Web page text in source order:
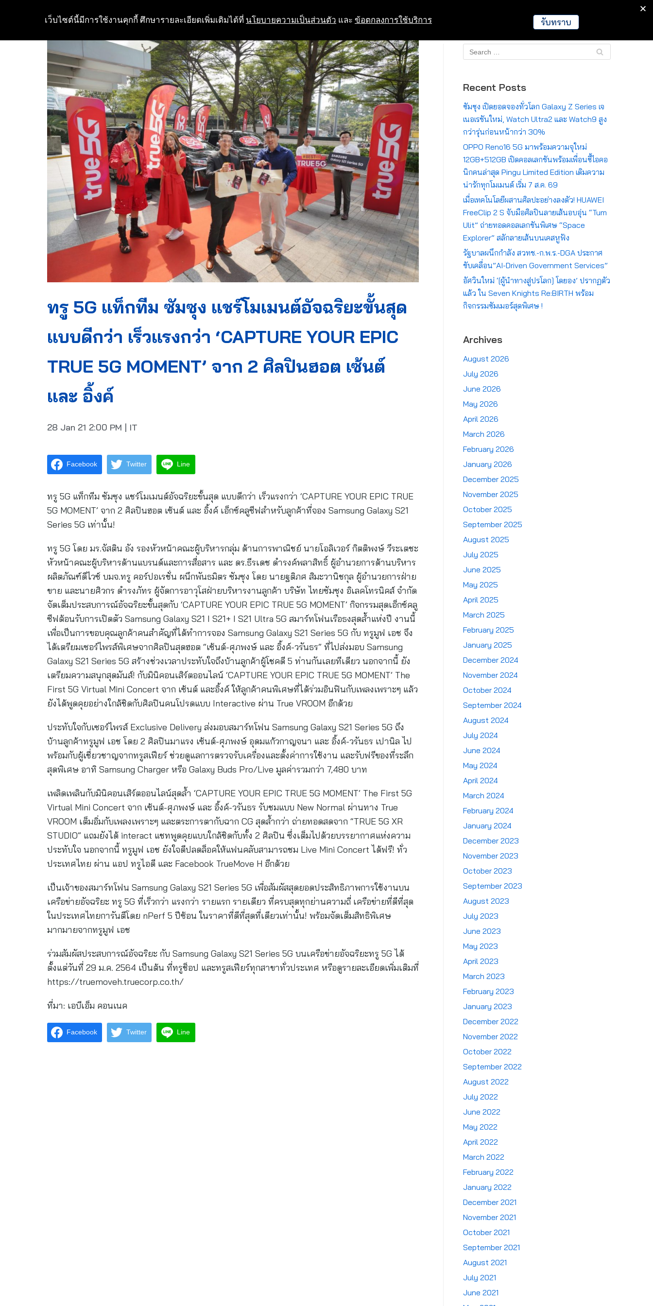
to
Crypto Global
ทรู 5G แท็กทีม ซัมซุง แชร์โมเมนต์อัจฉริยะขั้นสุด
แบบดีกว่า เร็วแรงกว่า ‘CAPTURE YOUR EPIC
TRUE 5G MOMENT’ จาก 2 ศิลปินฮอต เซ้นต์
และ อิ้งค์
28 Jan 21 2:00 PM | IT
Facebook Twitter Line
ทรู 5G แท็กทีม ซัมซุง แชร์โมเมนต์อัจฉริยะขั้นสุด แบบดีกว่า เร็วแรงกว่า ‘CAPTURE YOUR EPIC TRUE
5G MOMENT’ จาก 2 ศิลปินฮอต เซ้นต์ และ อิ้งค์ เอ็กซ์คลูซีฟสำหรับลูกค้าที่จอง Samsung Galaxy S21
Series 5G เท่านั้น!
ทรู 5G โดย มร.จัสติน อัง รองหัวหน้าคณะผู้บริหารกลุ่ม ด้านการพาณิชย์ นายโอลิเวอร์ กิตติพงษ์ วีระเตชะ
หัวหน้าคณะผู้บริหารด้านแบรนด์และการสื่อสาร และ ดร.ธีรเดช ดำรงค์พลาสิทธิ์ ผู้อำนวยการด้านบริหาร
ผลิตภัณฑ์ดีไวซ์ บมจ.ทรู คอร์ปอเรชั่น ผนึกพันธมิตร ซัมซุง โดย นายฐติภศ สิมะวานิชกุล ผู้อำนวยการฝ่าย
ขาย และนายศิวกร ดำรงภัทร ผู้จัดการอาวุโสฝ่ายบริหารงานลูกค้า บริษัท ไทยซัมซุง อิเลคโทรนิคส์ จำกัด
จัดเต็มประสบการณ์อัจฉริยะขั้นสุดกับ ‘CAPTURE YOUR EPIC TRUE 5G MOMENT’ กิจกรรมสุดเอ็กซ์คลู
ซีฟต้อนรับการเปิดตัว Samsung Galaxy S21 I S21+ I S21 Ultra 5G สมาร์ทโฟนเรือธงสุดล้ำแห่งปี งานนี้
เพื่อเป็นการขอบคุณลูกค้าคนสำคัญที่ได้ทำการจอง Samsung Galaxy S21 Series 5G กับ ทรูมูฟ เอช จึง
ได้เตรียมเซอร์ไพรส์พิเศษจากศิลปินสุดฮอต “เซ้นต์-ศุภพงษ์ และ อิ้งค์-วรันธร” ที่ไปส่งมอบ Samsung
Galaxy S21 Series 5G สร้างช่วงเวลาประทับใจถึงบ้านลูกค้าผู้โชคดี 5 ท่านกันเลยทีเดียว นอกจากนี้ ยัง
เตรียมความสนุกสุดมันส์! กับมินิคอนเสิร์ตออนไลน์ ‘CAPTURE YOUR EPIC TRUE 5G MOMENT’ The
First 5G Virtual Mini Concert จาก เซ้นต์ และอิ้งค์ ให้ลูกค้าคนพิเศษที่ได้ร่วมอินฟินกับเพลงเพราะๆ แล้ว
ยังได้พูดคุยอย่างใกล้ชิดกับศิลปินคนโปรดแบบ Interactive ผ่าน True VROOM อีกด้วย
ประทับใจกับเซอร์ไพรส์ Exclusive Delivery ส่งมอบสมาร์ทโฟน Samsung Galaxy S21 Series 5G ถึง
บ้านลูกค้าทรูมูฟ เอช โดย 2 ศิลปินมาแรง เซ้นต์-ศุภพงษ์ อุดมแก้วกาญจนา และ อิ้งค์-วรันธร เปานิล ไป
พร้อมกับผู้เชี่ยวชาญจากทรูสเฟียร์ ช่วยดูแลการตรวจรับเครื่องและตั้งค่าการใช้งาน และรับฟรีของที่ระลึก
สุดพิเศษ อาทิ Samsung Charger หรือ Galaxy Buds Pro/Live มูลค่ารวมกว่า 7,480 บาท
เพลิดเพลินกับมินิคอนเสิร์ตออนไลน์สุดล้ำ ‘CAPTURE YOUR EPIC TRUE 5G MOMENT’ The First 5G
Virtual Mini Concert จาก เซ้นต์-ศุภพงษ์ และ อิ้งค์-วรันธร รับชมแบบ New Normal ผ่านทาง True
VROOM เต็มอิ่มกับเพลงเพราะๆ และตระการตากับฉาก CG สุดล้ำกว่า ถ่ายทอดสดจาก “TRUE 5G XR
STUDIO” แถมยังได้ interact แชทพูดคุยแบบใกล้ชิดกับทั้ง 2 ศิลปิน ซึ่งเต็มไปด้วยบรรยากาศแห่งความ
ประทับใจ นอกจากนี้ ทรูมูฟ เอช ยังใจดีปลดล็อคให้แฟนคลับสามารถชม Live Mini Concert ได้ฟรี! ทั่ว
ประเทศไทย ผ่าน แอป ทรูไอดี และ Facebook TrueMove H อีกด้วย
เป็นเจ้าของสมาร์ทโฟน Samsung Galaxy S21 Series 5G เพื่อสัมผัสสุดยอดประสิทธิภาพการใช้งานบน
เครือข่ายอัจฉริยะ ทรู 5G ที่เร็วกว่า แรงกว่า รายแรก รายเดียว ที่ครบสุดทุกย่านความถี่ เครือข่ายที่ดีที่สุด
ในประเทศไทยการันตีโดย nPerf 5 ปีซ้อน ในราคาที่ดีที่สุดที่เดียวเท่านั้น! พร้อมจัดเต็มสิทธิพิเศษ
มากมายจากทรูมูฟ เอช
ร่วมสัมผัสประสบการณ์อัจฉริยะ กับ Samsung Galaxy S21 Series 5G บนเครือข่ายอัจฉริยะทรู 5G ได้
ตั้งแต่วันที่ 29 ม.ค. 2564 เป็นต้น ที่ทรูช็อป และทรูสเฟียร์ทุกสาขาทั่วประเทศ หรือดูรายละเอียดเพิ่มเติมที่
https://truemoveh.truecorp.co.th/
ที่มา: เอบีเอ็ม คอนเนค
Facebook Twitter Line
Recent Posts
ซัมซุง เปิดยอดจองทั่วโลก Galaxy Z Series เจ
เนอเรชันใหม่, Watch Ultra2 และ Watch9 สูง
กว่ารุ่นก่อนหน้ากว่า 30%
OPPO Reno16 5G มาพร้อมความจุใหม่
12GB+512GB เปิดคอลเลกชันพร้อมเพื่อนซี้ไอคอ
นิกคนล่าสุด Pingu Limited Edition เติมความ
น่ารักทุกโมเมนต์ เริ่ม 7 ส.ค. 69
เมื่อเทคโนโลยีผสานศิลปะอย่างลงตัว! HUAWEI
FreeClip 2 S จับมือศิลปินลายเส้นอบอุ่น “Tum
Ulit” ถ่ายทอดคอลเลกชันพิเศษ “Space
Explorer” สลักลายเส้นบนเคสหูฟัง
รัฐบาลผนึกกำลัง สวทช.-ก.พ.ร.-DGA ประกาศ
ขับเคลื่อน”AI-Driven Government Services”
อัศวินใหม่ ‘[ผู้นำทางสู่ปรโลก] โดยอง’ ปรากฏตัว
แล้ว ใน Seven Knights Re:BIRTH พร้อม
กิจกรรมซัมเมอร์สุดพิเศษ !
Archives
August 2026
July 2026
June 2026
May 2026
April 2026
March 2026
February 2026
January 2026
December 2025
November 2025
October 2025
September 2025
August 2025
July 2025
June 2025
May 2025
April 2025
March 2025
February 2025
January 2025
December 2024
November 2024
October 2024
September 2024
August 2024
July 2024
June 2024
May 2024
April 2024
March 2024
February 2024
January 2024
December 2023
November 2023
October 2023
September 2023
August 2023
July 2023
June 2023
May 2023
April 2023
March 2023
February 2023
January 2023
December 2022
November 2022
October 2022
September 2022
August 2022
July 2022
June 2022
May 2022
April 2022
March 2022
February 2022
January 2022
December 2021
November 2021
October 2021
September 2021
August 2021
July 2021
June 2021
เว็บไซต์นี้มีการใช้งานคุกกี้ ศึกษารายละเอียดเพิ่มเติมได้ที่ นโยบายความเป็นส่วนตัว และ ข้อตกลงการใช้บริการ รับทราบ